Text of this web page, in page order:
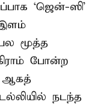
‘ஜென்-ஸி’
மூத்த
போன்ற
ஆகத்
நடந்த